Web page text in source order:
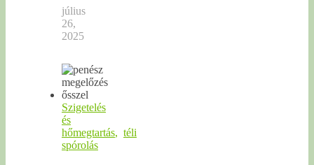
július
26,
2025
Szigetelés
és
hőmegtartás, téli
spórolás